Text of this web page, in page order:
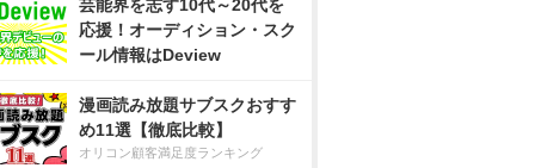
芸能界を志す10代～20代を
応援！オーディション・スク
ール情報はDeview
漫画読み放題サブスクおすす
め11選【徹底比較】
オリコン顧客満足度ランキング